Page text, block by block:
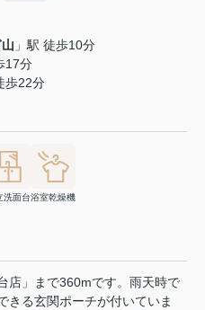
」駅 徒歩10分
17分
歩22分
洗面台浴室乾燥機
店」まで360mです。雨天時で
きる玄関ポーチが付いていま